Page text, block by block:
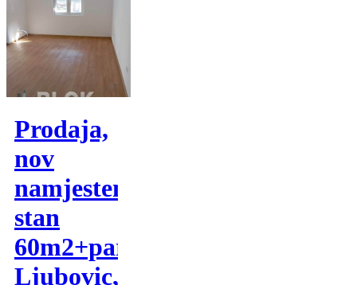
Prodaja,
nov
namjesten
stan
60m2+parking-
Ljubovic,